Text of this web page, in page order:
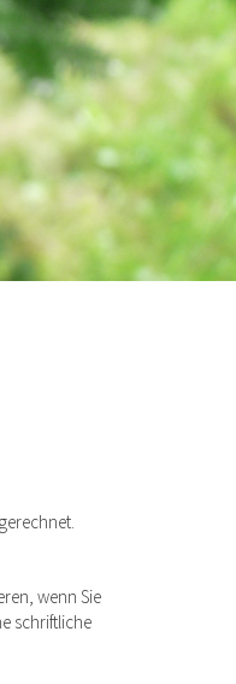
wenn Sie
schriftliche